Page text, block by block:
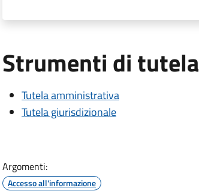
Strumenti di tutela
Tutela amministrativa
Tutela giurisdizionale
Argomenti:
Accesso all'informazione